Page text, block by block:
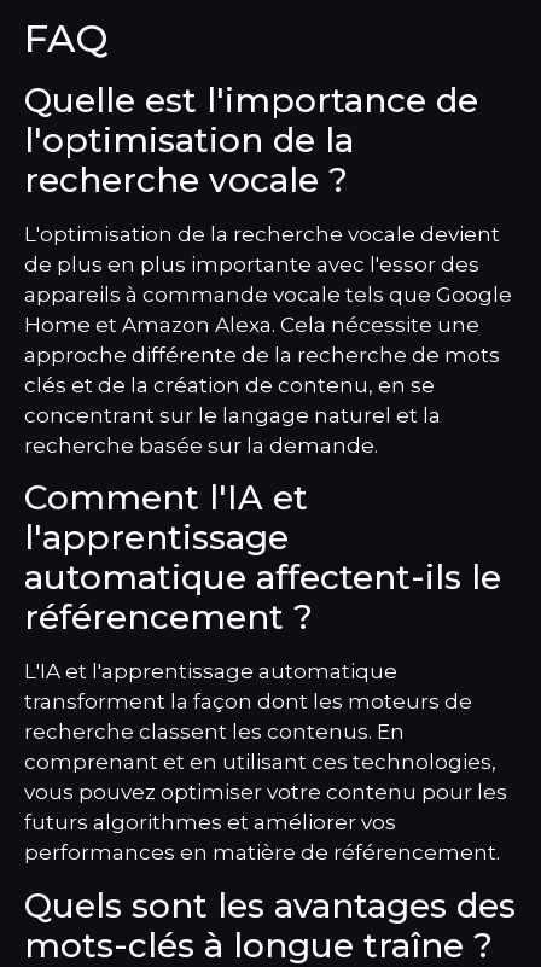
FAQ
Quelle est l'importance de
l'optimisation de la
recherche vocale ?
L'optimisation de la recherche vocale devient
de plus en plus importante avec l'essor des
appareils à commande vocale tels que Google
Home et Amazon Alexa. Cela nécessite une
approche différente de la recherche de mots
clés et de la création de contenu, en se
concentrant sur le langage naturel et la
recherche basée sur la demande.
Comment l'IA et
l'apprentissage
automatique affectent-ils le
référencement ?
L'IA et l'apprentissage automatique
transforment la façon dont les moteurs de
recherche classent les contenus. En
comprenant et en utilisant ces technologies,
vous pouvez optimiser votre contenu pour les
futurs algorithmes et améliorer vos
performances en matière de référencement.
Quels sont les avantages des
mots-clés à longue traîne ?